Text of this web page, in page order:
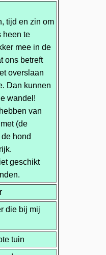
tijd en zin om
heen te
mee in de
ons betreft
overslaan
Dan kunnen
wandel!
van
(de
hond
geschikt
die bij mij
tuin